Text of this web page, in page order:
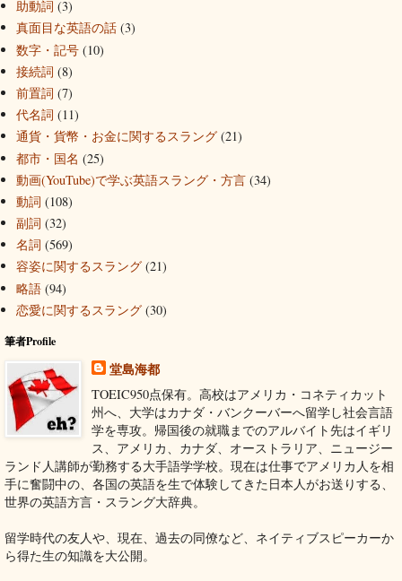
助動詞 (3)
真面目な英語の話 (3)
数字・記号 (10)
接続詞 (8)
前置詞 (7)
代名詞 (11)
通貨・貨幣・お金に関するスラング (21)
都市・国名 (25)
動画(YouTube)で学ぶ英語スラング・方言 (34)
動詞 (108)
副詞 (32)
名詞 (569)
容姿に関するスラング (21)
略語 (94)
恋愛に関するスラング (30)
筆者Profile
堂島海都
TOEIC950点保有。高校はアメリカ・コネティカット
州へ、大学はカナダ・バンクーバーへ留学し社会言語
学を専攻。帰国後の就職までのアルバイト先はイギリ
ス、アメリカ、カナダ、オーストラリア、ニュージー
ランド人講師が勤務する大手語学学校。現在は仕事でアメリカ人を相
手に奮闘中の、各国の英語を生で体験してきた日本人がお送りする、
世界の英語方言・スラング大辞典。
留学時代の友人や、現在、過去の同僚など、ネイティブスピーカーか
ら得た生の知識を大公開。